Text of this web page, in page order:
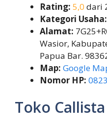
Rating: 5,0 dari
Kategori Usaha:
Alamat:
Wasior,
Papua Bar.
Map: Google
Nomor HP:
Toko